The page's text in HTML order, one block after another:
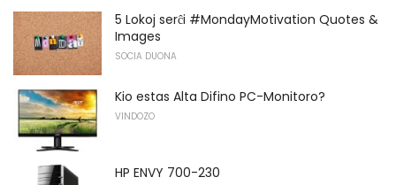
5 Lokoj serĉi #MondayMotivation Quotes &
Images
SOCIA DUONA
Kio estas Alta Difino PC-Monitoro?
VINDOZO
HP ENVY 700-230